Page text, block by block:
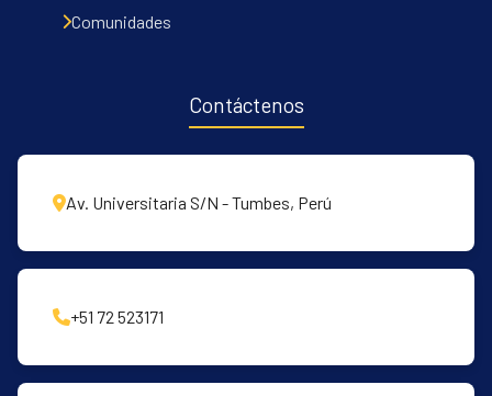
Comunidades
Contáctenos
Av. Universitaria S/N - Tumbes, Perú
+51 72 523171